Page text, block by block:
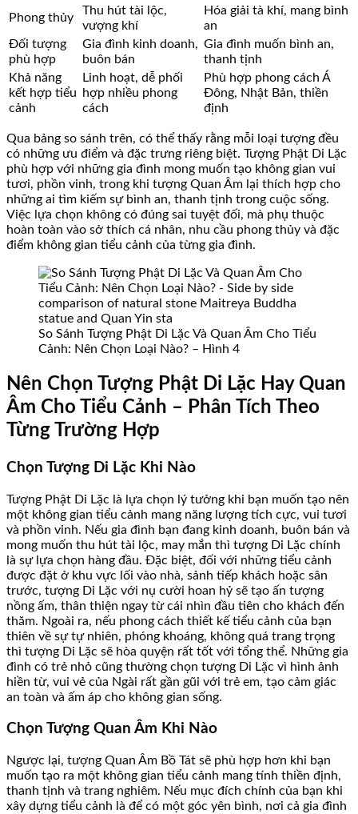
Phong thủy
Thu hút tài lộc,
vượng khí
Hóa giải tà khí, mang bình
an
Đối tượng
phù hợp
Gia đình kinh doanh,
buôn bán
Gia đình muốn bình an,
thanh tịnh
Khả năng
kết hợp tiểu
cảnh
Linh hoạt, dễ phối
hợp nhiều phong
cách
Phù hợp phong cách Á
Đông, Nhật Bản, thiền
định
Qua bảng so sánh trên, có thể thấy rằng mỗi loại tượng đều
có những ưu điểm và đặc trưng riêng biệt. Tượng Phật Di Lặc
phù hợp với những gia đình mong muốn tạo không gian vui
tươi, phồn vinh, trong khi tượng Quan Âm lại thích hợp cho
những ai tìm kiếm sự bình an, thanh tịnh trong cuộc sống.
Việc lựa chọn không có đúng sai tuyệt đối, mà phụ thuộc
hoàn toàn vào sở thích cá nhân, nhu cầu phong thủy và đặc
điểm không gian tiểu cảnh của từng gia đình.
So Sánh Tượng Phật Di Lặc Và Quan Âm Cho Tiểu
Cảnh: Nên Chọn Loại Nào? – Hình 4
Nên Chọn Tượng Phật Di Lặc Hay Quan
Âm Cho Tiểu Cảnh – Phân Tích Theo
Từng Trường Hợp
Chọn Tượng Di Lặc Khi Nào
Tượng Phật Di Lặc là lựa chọn lý tưởng khi bạn muốn tạo nên
một không gian tiểu cảnh mang năng lượng tích cực, vui tươi
và phồn vinh. Nếu gia đình bạn đang kinh doanh, buôn bán và
mong muốn thu hút tài lộc, may mắn thì tượng Di Lặc chính
là sự lựa chọn hàng đầu. Đặc biệt, đối với những tiểu cảnh
được đặt ở khu vực lối vào nhà, sảnh tiếp khách hoặc sân
trước, tượng Di Lặc với nụ cười hoan hỷ sẽ tạo ấn tượng
nồng ấm, thân thiện ngay từ cái nhìn đầu tiên cho khách đến
thăm. Ngoài ra, nếu phong cách thiết kế tiểu cảnh của bạn
thiên về sự tự nhiên, phóng khoáng, không quá trang trọng
thì tượng Di Lặc sẽ hòa quyện rất tốt với tổng thể. Những gia
đình có trẻ nhỏ cũng thường chọn tượng Di Lặc vì hình ảnh
hiền từ, vui vẻ của Ngài rất gần gũi với trẻ em, tạo cảm giác
an toàn và ấm áp cho không gian sống.
Chọn Tượng Quan Âm Khi Nào
Ngược lại, tượng Quan Âm Bồ Tát sẽ phù hợp hơn khi bạn
muốn tạo ra một không gian tiểu cảnh mang tính thiền định,
thanh tịnh và trang nghiêm. Nếu mục đích chính của bạn khi
xây dựng tiểu cảnh là để có một góc yên bình, nơi cả gia đình